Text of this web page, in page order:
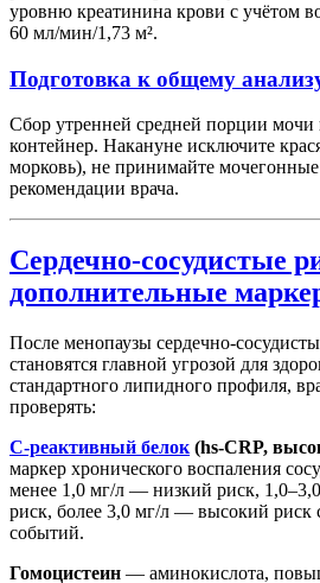
уровню креатинина крови с учётом
60 мл/мин/1,73 м².
Подготовка к общему
Сбор утренней средней порции мочи
контейнер. Накануне исключите
морковь), не принимайте мочегонные
рекомендации врача.
Сердечно-сосудистые
дополнительные
После менопаузы сердечно-
становятся главной угрозой для
стандартного липидного профиля,
проверять:
С-реактивный белок (hs-CRP,
маркер хронического воспаления
менее 1,0 мг/л — низкий риск,
риск, более 3,0 мг/л — высокий риск
событий.
Гомоцистеин — аминокислота,